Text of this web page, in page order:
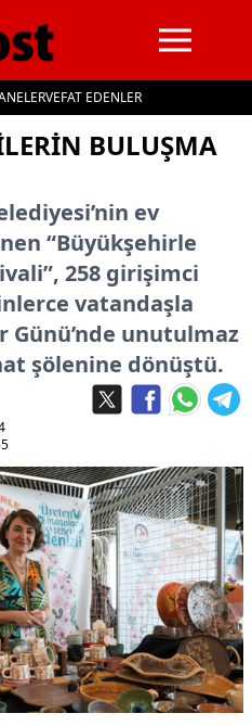
VEFAT EDENLER
BULUŞMA
ev
“Büyükşehirle
258 girişimci
vatandaşla
unutulmaz
şölenine dönüştü.